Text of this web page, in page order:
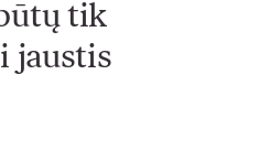
tik
jaustis